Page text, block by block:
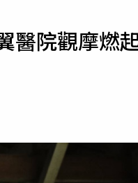
醫院觀摩燃